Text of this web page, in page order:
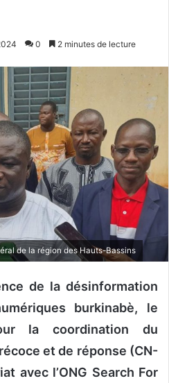
0 2 minutes de lecture
de la région des Hauts-Bassins
de la désinformation
burkinabè, le
la coordination du
et de réponse (CN-
avec l’ONG Search For